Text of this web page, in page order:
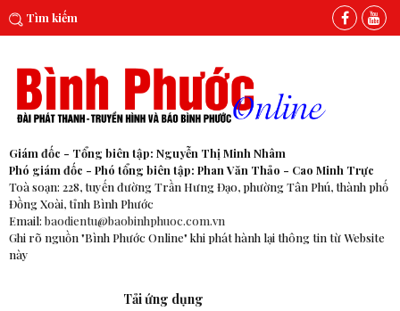
Tìm kiếm
Giám đốc - Tổng biên tập: Nguyễn Thị Minh Nhâm
Phó giám đốc - Phó tổng biên tập: Phan Văn Thảo - Cao Minh Trực
Toà soạn: 228, tuyến đường Trần Hưng Đạo, phường Tân Phú, thành phố
Đồng Xoài, tỉnh Bình Phước
Email: baodientu@baobinhphuoc.com.vn
Ghi rõ nguồn "Bình Phước Online" khi phát hành lại thông tin từ Website
này
Tải ứng dụng